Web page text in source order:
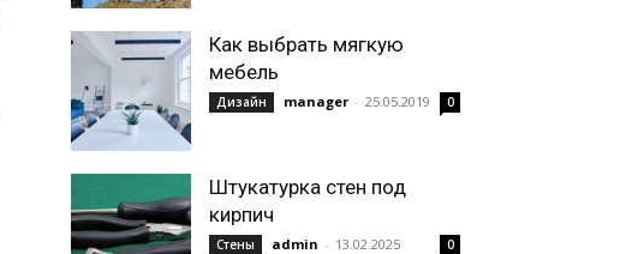
Как выбрать мягкую
мебель
Дизайн manager - 25.05.2019 0
Штукатурка стен под
кирпич
Стены admin - 13.02.2025 0